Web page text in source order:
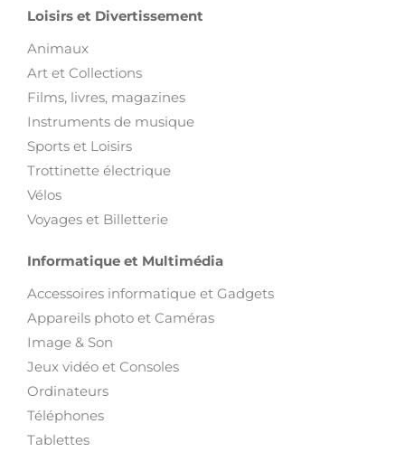
Art et Collections
Films, livres, magazines
Instruments de musique
Sports et Loisirs
Trottinette électrique
Vélos
Voyages et Billetterie
Informatique et Multimédia
Appareils photo et Caméras
Image & Son
Jeux vidéo et Consoles
Ordinateurs
Téléphones
Tablettes
Télévision et Sat
Montres connectées